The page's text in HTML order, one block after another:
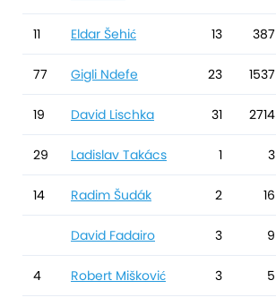
11 Eldar Šehić 13 387
77 Gigli Ndefe 23 1537
19 David Lischka 31 2714
29 Ladislav Takács 1 3
14 Radim Šudák 2 16
David Fadairo 3 9
4 Robert Mišković 3 5